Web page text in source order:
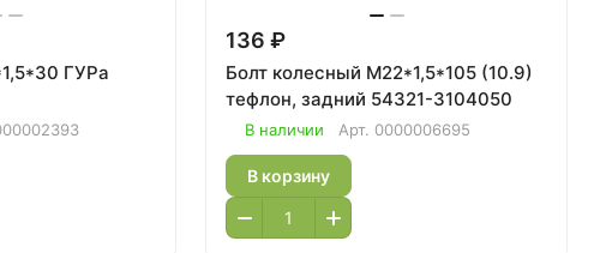
ГУРа
136 ₽
Болт колесный М22*1,5*105 (10.9)
тефлон, задний 54321-3104050
В наличии Арт. 0000006695
В корзину